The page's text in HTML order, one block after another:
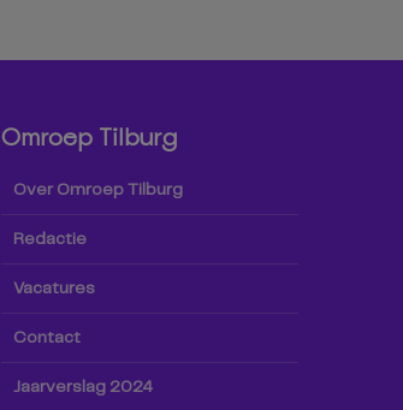
Omroep Tilburg
Over Omroep Tilburg
Redactie
Vacatures
Contact
Jaarverslag 2024